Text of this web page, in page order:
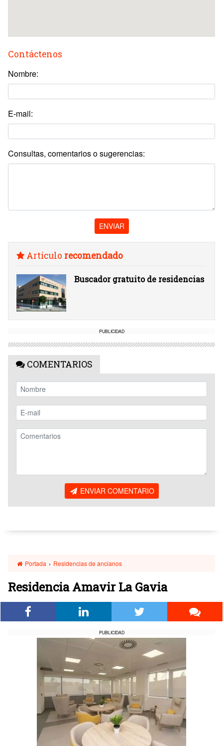
Contáctenos
Nombre:
E-mail:
Consultas, comentarios o sugerencias:
ENVIAR
Artículo recomendado
Buscador gratuito de residencias
PUBLICIDAD
COMENTARIOS
ENVIAR COMENTARIO
Portada › Residencias de ancianos
Residencia Amavir La Gavia
PUBLICIDAD